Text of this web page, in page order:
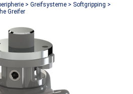
> Greifsysteme > Softgripping >
Greifer